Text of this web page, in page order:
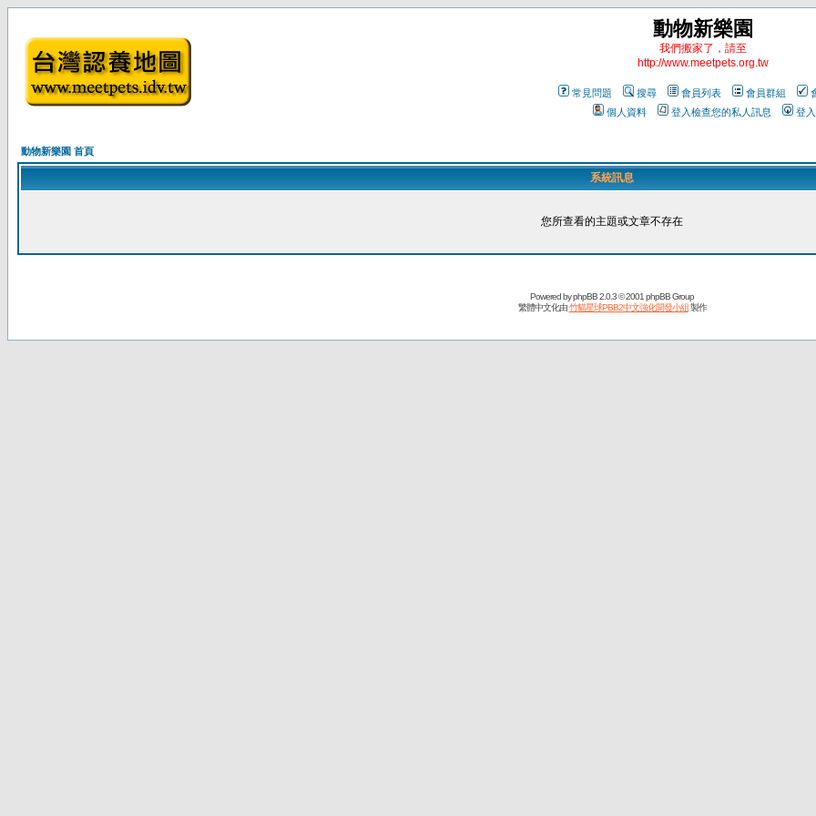
動物新樂園
我們搬家了，請至
http://www.meetpets.org.tw
常見問題 搜尋 會員列表 會員群組
個人資料
登入檢查您的私人訊息 登入
動物新樂園 首頁
系統訊息
您所查看的主題或文章不存在
Powered byphpBB2.0.3 © 2001 phpBB Group
繁體中文化由竹貓星球PBB2中文強化開發小組製作